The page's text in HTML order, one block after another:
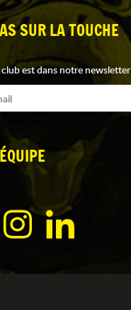
SUR LA TOUCHE
est dans notre newsletter